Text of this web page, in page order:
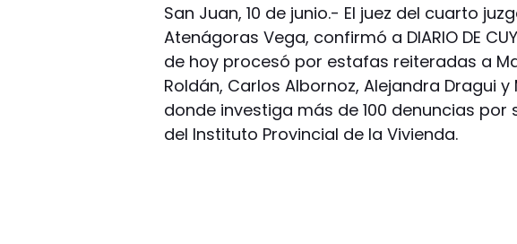
San Juan, 10 de junio.- El juez del cuarto
Atenágoras Vega, confirmó a DIARIO DE
de hoy procesó por estafas reiteradas a
Roldán, Carlos Albornoz, Alejandra Dragui
donde investiga más de 100 denuncias
del Instituto Provincial de la Vivienda.